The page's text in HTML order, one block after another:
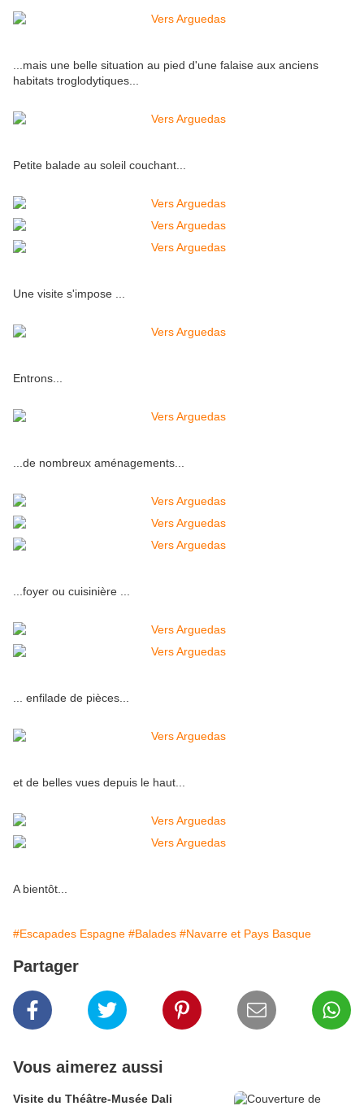
...mais une belle situation au pied d'une falaise aux anciens
habitats troglodytiques...
Petite balade au soleil couchant...
Une visite s'impose ...
Entrons...
...de nombreux aménagements...
...foyer ou cuisinière ...
... enfilade de pièces...
et de belles vues depuis le haut...
A bientôt...
#Escapades Espagne #Balades #Navarre et Pays Basque
Partager
Vous aimerez aussi
Visite du Théâtre-Musée Dali